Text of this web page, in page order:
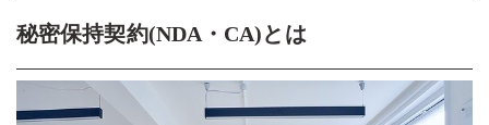
秘密保持契約(NDA・CA)とは